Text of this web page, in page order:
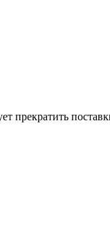
прекратить